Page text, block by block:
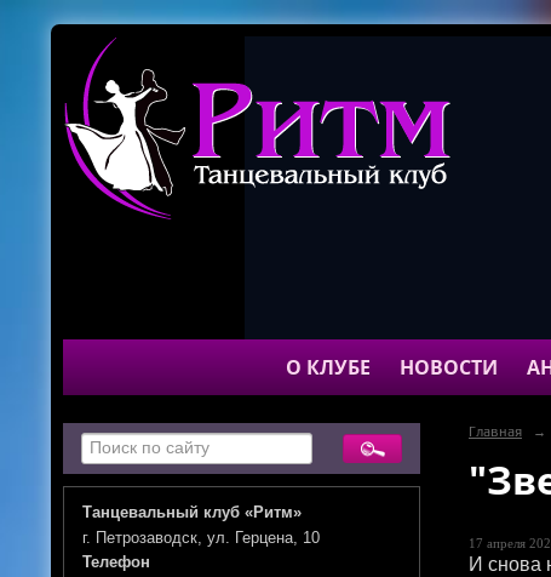
О КЛУБЕ НОВОСТИ
Танцевальный клуб «Ритм»
г. Петрозаводск, ул. Герцена, 10
Телефон
Главная →
17 апреля
И снова